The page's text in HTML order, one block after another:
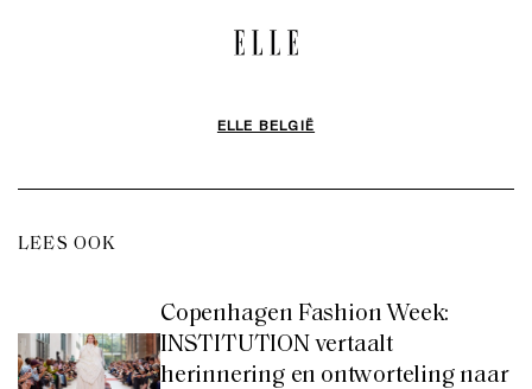
ELLE BELGIË
LEES OOK
Copenhagen Fashion Week:
INSTITUTION vertaalt
herinnering en ontworteling naar